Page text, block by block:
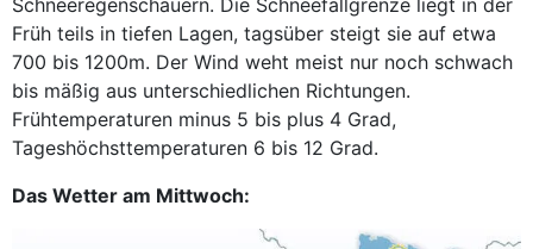
Schneeregenschauern. Die Schneefallgrenze liegt in der
Früh teils in tiefen Lagen, tagsüber steigt sie auf etwa
700 bis 1200m. Der Wind weht meist nur noch schwach
bis mäßig aus unterschiedlichen Richtungen.
Frühtemperaturen minus 5 bis plus 4 Grad,
Tageshöchsttemperaturen 6 bis 12 Grad.
Das Wetter am Mittwoch: